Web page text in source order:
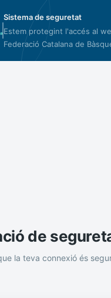
Sistema de seguretat
Estem protegint l'accés al
Federació Catalana de
de
la teva connexió és